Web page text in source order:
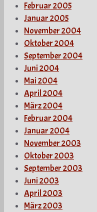
Februar 2005
Januar 2005
November 2004
Oktober 2004
September 2004
Juni 2004
Mai 2004
April 2004
März 2004
Februar 2004
Januar 2004
November 2003
Oktober 2003
September 2003
Juni 2003
April 2003
März 2003